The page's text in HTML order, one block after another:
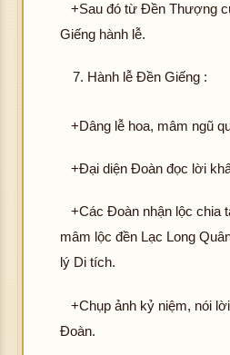
+Sau đó từ Đền Thượng
Giếng hành lễ.
Hành lễ Đền Giếng :
+Dâng lễ hoa, mâm ngũ
+Đại diện Đoàn đọc lời
+Các Đoàn nhận lộc chia
mâm lộc đền Lạc Long
lý Di tích.
+Chụp ảnh kỷ niệm, nói
Đoàn.